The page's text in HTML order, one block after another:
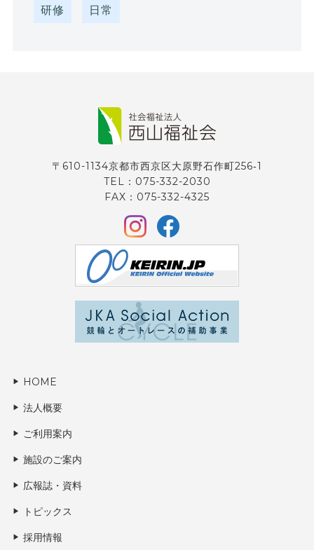
研修 日常
〒610-1134京都市西京区大原野石作町256‐1
TEL：075-332-2030
FAX：075-332-4325
HOME
法人概要
ご利用案内
施設のご案内
広報誌・資料
トピックス
採用情報